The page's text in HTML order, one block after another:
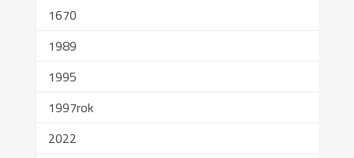
1670
1989
1995
1997rok
2022